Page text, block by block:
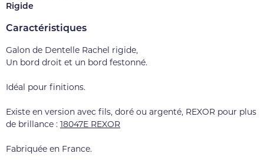
Rigide
Caractéristiques
Galon de Dentelle Rachel rigide,
Un bord droit et un bord festonné.
Idéal pour finitions.
Existe en version avec fils, doré ou argenté, REXOR pour plus
de brillance : 18047E REXOR
Fabriquée en France.